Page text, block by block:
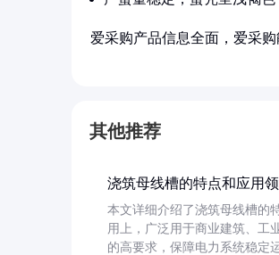
爱采购产品信息全面，爱采
其他推荐
浇筑母线槽的特点和应用
本文详细介绍了浇筑母线槽的
用上，广泛用于商业建筑、工
的高要求，保障电力系统稳定